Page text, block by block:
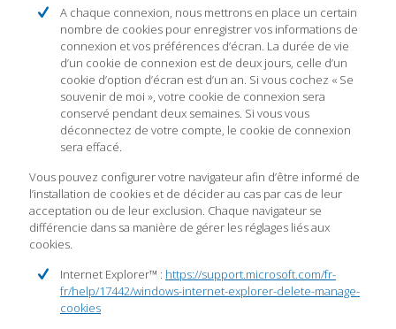
A chaque connexion, nous mettrons en place un certain
nombre de cookies pour enregistrer vos informations de
connexion et vos préférences d’écran. La durée de vie
d’un cookie de connexion est de deux jours, celle d’un
cookie d’option d’écran est d’un an. Si vous cochez « Se
souvenir de moi », votre cookie de connexion sera
conservé pendant deux semaines. Si vous vous
déconnectez de votre compte, le cookie de connexion
sera effacé.
Vous pouvez configurer votre navigateur afin d’être informé de
l’installation de cookies et de décider au cas par cas de leur
acceptation ou de leur exclusion. Chaque navigateur se
différencie dans sa manière de gérer les réglages liés aux
cookies.
Internet Explorer™ : https://support.microsoft.com/fr-
fr/help/17442/windows-internet-explorer-delete-manage-
cookies